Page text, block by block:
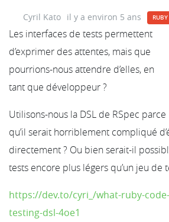
Cyril Kato il y a environ 5 ans RUBY
Les interfaces de tests permettent
d’exprimer des attentes, mais que
pourrions-nous attendre d’elles, en
tant que développeur ?
Utilisons-nous la DSL de RSpec parce
qu’il serait horriblement compliqué
directement ? Ou bien serait-il
tests encore plus légers qu’un jeu de
https://dev.to/cyri_/what-ruby-
testing-dsl-4oe1